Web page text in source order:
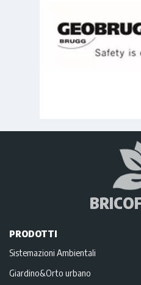
PRODOTTI
Sistemazioni Ambientali
Giardino&Orto urbano